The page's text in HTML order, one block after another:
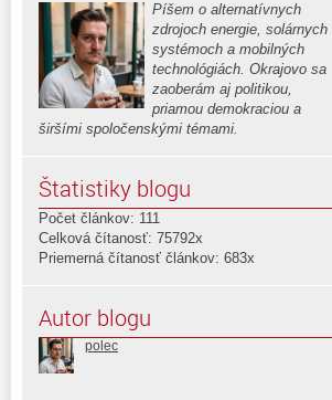
Píšem o alternatívnych
zdrojoch energie, solárnych
systémoch a mobilných
technológiách. Okrajovo sa
zaoberám aj politikou,
priamou demokraciou a
širšími spoločenskými témami.
Štatistiky blogu
Počet článkov: 111
Celková čítanosť: 75792x
Priemerná čítanosť článkov: 683x
Autor blogu
polec